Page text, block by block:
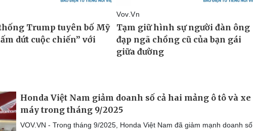
Honda Việt Nam giảm doanh số cả hai mảng ô tô và xe
máy trong tháng 9/2025
VOV.VN - Trong tháng 9/2025, Honda Việt Nam đã giảm mạnh doanh số